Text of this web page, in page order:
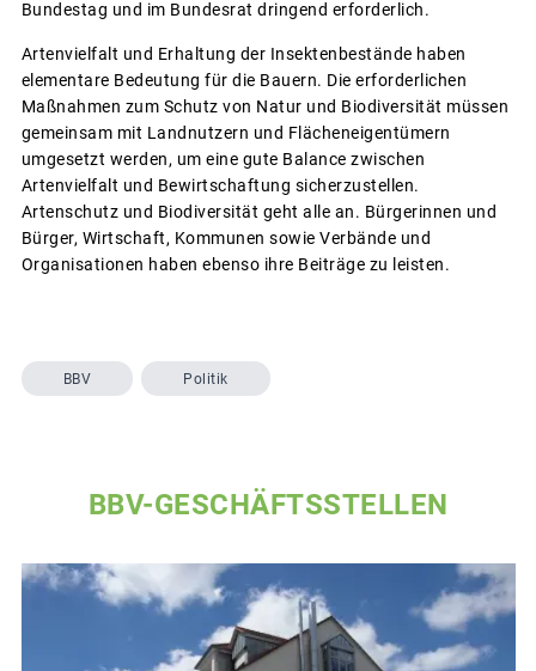
Bundestag und im Bundesrat dringend erforderlich.
Artenvielfalt und Erhaltung der Insektenbestände haben
elementare Bedeutung für die Bauern. Die erforderlichen
Maßnahmen zum Schutz von Natur und Biodiversität müssen
gemeinsam mit Landnutzern und Flächeneigentümern
umgesetzt werden, um eine gute Balance zwischen
Artenvielfalt und Bewirtschaftung sicherzustellen.
Artenschutz und Biodiversität geht alle an. Bürgerinnen und
Bürger, Wirtschaft, Kommunen sowie Verbände und
Organisationen haben ebenso ihre Beiträge zu leisten.
BBV Politik
BBV-GESCHÄFTSSTELLEN